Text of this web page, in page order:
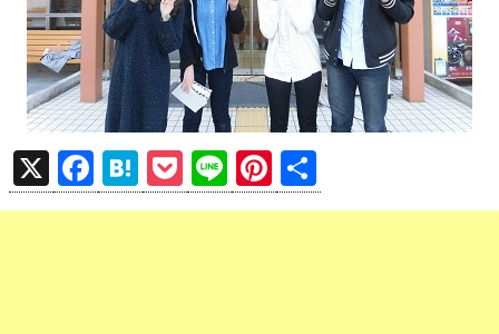
X
F
a
H
at
P
o
Li
n
Pi
nt 有